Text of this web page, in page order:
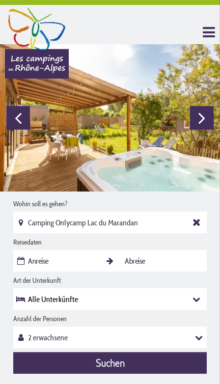
Wohin soll es gehen?
Reisedaten
Art der Unterkunft
Alle Unterkünfte
Anzahl der Personen
Suchen